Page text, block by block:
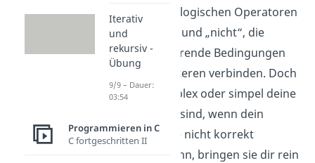
umfassen die logischen Operatoren
„und“, „oder“ und „nicht“, die
bereits existierende Bedingungen
zu komplizierteren verbinden. Doch
egal wie komplex oder simpel deine
Bedingungen sind, wenn dein
Programm sie nicht korrekt
auswerten kann, bringen sie dir rein
Iterativ
und
rekursiv -
Übung
9/9 – Dauer:
03:54
Programmieren in C
C fortgeschritten II